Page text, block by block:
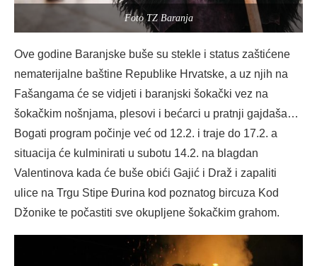
Foto TZ Baranja
Ove godine Baranjske buše su stekle i status zaštićene
nematerijalne baštine Republike Hrvatske, a uz njih na
Fašangama će se vidjeti i baranjski šokački vez na
šokačkim nošnjama, plesovi i bećarci u pratnji gajdaša…
Bogati program počinje već od 12.2. i traje do 17.2. a
situacija će kulminirati u subotu 14.2. na blagdan
Valentinova kada će buše obići Gajić i Draž i zapaliti
ulice na Trgu Stipe Đurina kod poznatog bircuza Kod
Džonike te počastiti sve okupljene šokačkim grahom.